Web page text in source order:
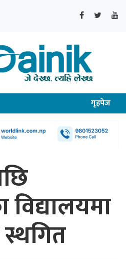
गृहपेज
विद्यालयमा